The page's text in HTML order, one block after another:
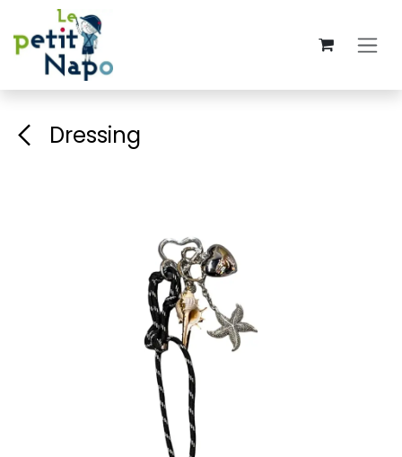
Se rendre au contenu
Dressing